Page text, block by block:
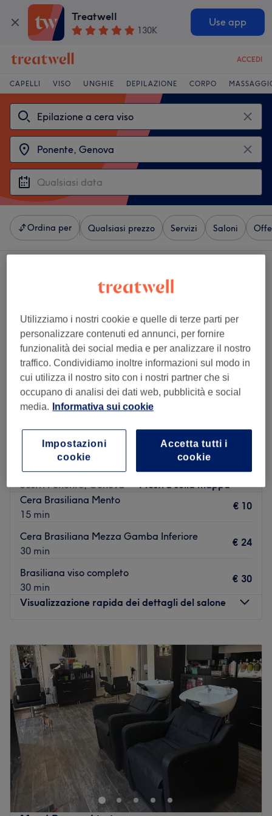
Treatwell
130K
Use app
ACCEDI
CAPELLI VISO UNGHIE DEPILAZIONE CORPO
Ordina per Qualsiasi prezzo Servizi Saloni
Atelier del Bellessere
5,0
404 recensioni
Sestri Ponente, Genova
Mostra sulla mappa
Cera Brasiliana Mento
15 min
€ 10
Cera Brasiliana Mezza Gamba Inferiore
30 min
€ 24
Brasiliana viso completo
30 min
€ 30
Visualizzazione rapida dei dettagli del salone
Martedì
19:30
Mercoledì
09:00–19:30
Giovedì
09:00 –19:30
Venerdì
09:00 – 19:30
Sabato
09:00–20:30
Domenica
Chiuso
Il centro Atelier del Bellessere si trova a Genova, in via
Alfredo D'Andrade 30/R. L'obiettivo del salone è la cura
della persona a 360°, per regalare un'esperienza
completa di bellezza e benessere.
Utilizziamo i nostri cookie e quelle di terze parti per
personalizzare contenuti ed annunci, per fornire
funzionalità dei social media e per analizzare il nostro
traffico. Condividiamo inoltre informazioni sul modo in
cui utilizza il nostro sito con i nostri partner che si
occupano di analisi dei dati web, pubblicità e social
media. Informativa sui cookie
Accetta tutti i
cookie
Impostazioni
cookie